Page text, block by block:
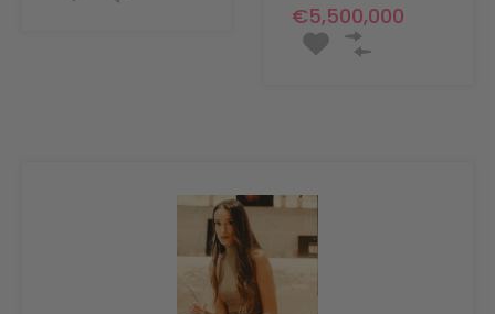
€5,500,000